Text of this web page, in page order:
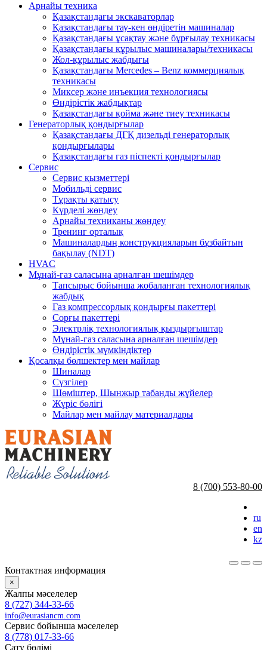
Арнайы техника
Қазақстандағы экскаваторлар
Қазақстандағы тау-кен өндіретін машиналар
Қазақстандағы ұсақтау және бұрғылау техникасы
Қазақстандағы құрылыс машиналары/техникасы
Жол-құрылыс жабдығы
Қазақстандағы Mercedes – Benz коммерциялық
техникасы
Миксер және инъекция технологиясы
Өндірістік жабдықтар
Қазақстандағы қойма және тиеу техникасы
Генераторлық қондырғылар
Қазақстандағы ДГҚ дизельді генераторлық
қондырғылары
Қазақстандағы газ піспекті қондырғылар
Сервис
Сервис қызметтері
Мобильді сервис
Тұрақты қатысу
Күрделі жөндеу
Арнайы техниканы жөндеу
Тренинг орталық
Машиналардың конструкцияларын бұзбайтын
бақылау (NDT)
HVAC
Мұнай-газ саласына арналған шешімдер
Тапсырыс бойынша жобаланған технологиялық
жабдық
Газ компрессорлық қондырғы пакеттері
Сорғы пакеттері
Электрліқ технологиялық қыздырғыштар
Мұнай-газ саласына арналған шешімдер
Өндірістік мүмкіндіктер
Қосалқы бөлшектер мен майлар
Шиналар
Сүзгілер
Шөміштер, Шынжыр табанды жүйелер
Жүріс бөлігі
Майлар мен майлау материалдары
8 (700) 553-80-00
ru
en
kz
Контактная информация
×
Жалпы мәселелер
8 (727) 344-33-66
info@eurasiancm.com
Сервис бойынша мәселелер
8 (778) 017-33-66
Сату бөлімі